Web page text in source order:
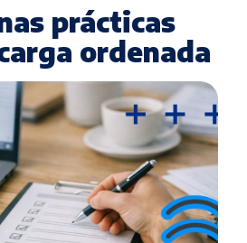
prácticas
ordenada